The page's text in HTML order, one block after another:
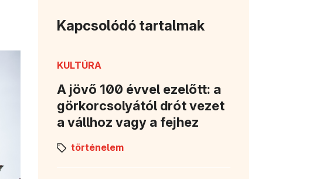
Kapcsolódó tartalmak
KULTÚRA
A jövő 100 évvel ezelőtt: a
görkorcsolyától drót vezet
a vállhoz vagy a fejhez
történelem